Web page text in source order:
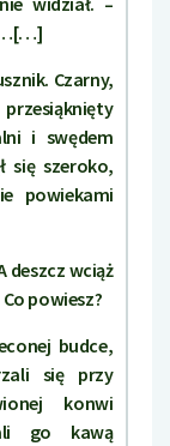
Czarny,
i swędem
się szeroko,
powiekami
wciąż
powiesz?
budce,
się przy
konwi
go kawą